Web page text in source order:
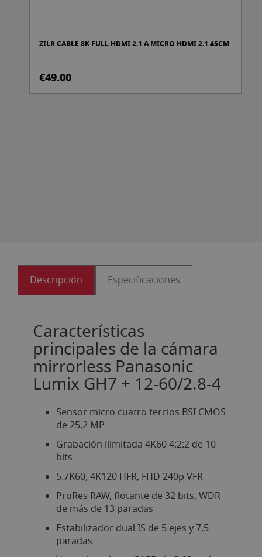
DJI RS 4 PRO COMBO GIMBAL
€1,099.00
Descripción Especificaciones
Características
principales de la cámara
mirrorless Panasonic
Lumix GH7 + 12-60/2.8-4
Sensor micro cuatro tercios BSI CMOS
de 25,2 MP
Grabación ilimitada 4K60 4:2:2 de 10
bits
5.7K60, 4K120 HFR, FHD 240p VFR
ProRes RAW, flotante de 32 bits, WDR
de más de 13 paradas
Estabilizador dual IS de 5 ejes y 7,5
paradas